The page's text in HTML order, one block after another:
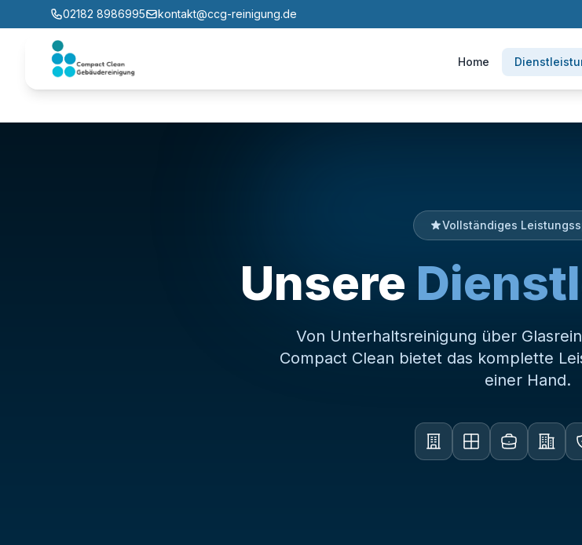
02182 8986995 kontakt@ccg-reinigung.de
Home
Vollständiges
Unsere
Von Unterhaltsreinigung über
Compact Clean bietet das komplette
einer Hand.